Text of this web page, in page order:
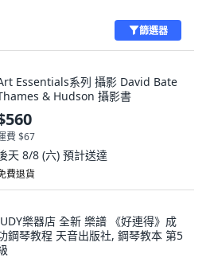
篩選器
Essentials系列 攝影 David Bate
& Hudson 攝影書
費 $67
天 8/8 (六) 預計送達
費退貨
樂器店 全新 樂譜 《好連得》成
鋼琴教程 天音出版社, 鋼琴教本 第5